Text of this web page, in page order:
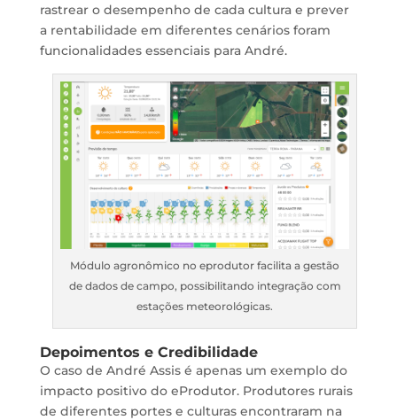
rastrear o desempenho de cada cultura e prever
a rentabilidade em diferentes cenários foram
funcionalidades essenciais para André.
Módulo agronômico no eprodutor facilita a gestão
de dados de campo, possibilitando integração com
estações meteorológicas.
Depoimentos e Credibilidade
O caso de André Assis é apenas um exemplo do
impacto positivo do eProdutor. Produtores rurais
de diferentes portes e culturas encontraram na